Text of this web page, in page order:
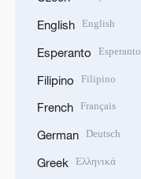
English English
Esperanto Esperanto
Filipino Filipino
French Français
German Deutsch
Greek Ελληνικά